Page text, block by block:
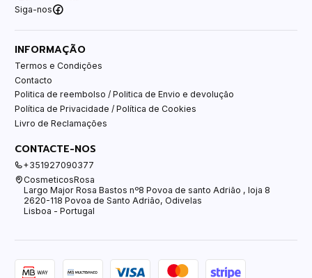
Siga-nos
INFORMAÇÃO
Termos e Condições
Contacto
Politica de reembolso / Politica de Envio e devolução
Política de Privacidade / Política de Cookies
Livro de Reclamações
CONTACTE-NOS
+351927090377
CosmeticosRosa
Largo Major Rosa Bastos nº8 Povoa de santo Adrião , loja 8
2620-118 Povoa de Santo Adrião, Odivelas
Lisboa - Portugal